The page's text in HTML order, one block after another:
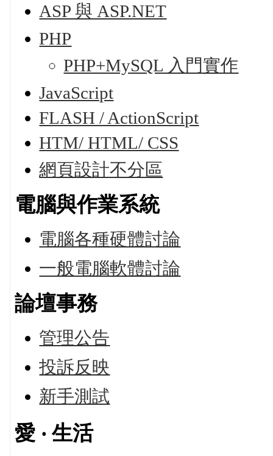
ASP 與 ASP.NET
PHP
PHP+MySQL 入門實作
JavaScript
FLASH / ActionScript
HTM/ HTML/ CSS
網頁設計不分區
電腦與作業系統
電腦各種硬體討論
一般電腦軟體討論
論壇事務
管理公告
投訴反映
新手測試
愛 ‧ 生活